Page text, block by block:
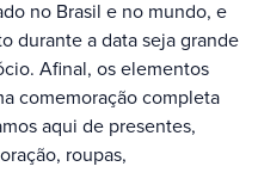
no Brasil e no mundo, e
durante a data seja grande
Afinal, os elementos
comemoração completa
aqui de presentes,
roupas,